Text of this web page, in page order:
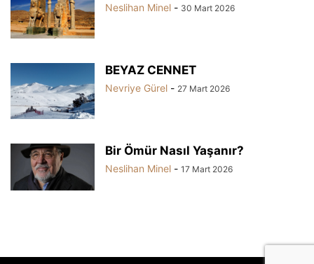
Neslihan Minel - 30 Mart 2026
BEYAZ CENNET
Nevriye Gürel - 27 Mart 2026
Bir Ömür Nasıl Yaşanır?
Neslihan Minel - 17 Mart 2026